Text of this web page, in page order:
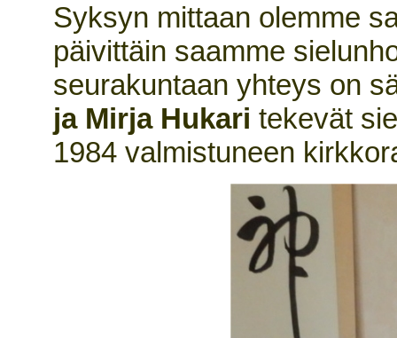
Syksyn mittaan olemme
päivittäin saamme
seurakuntaan yhteys on
ja Mirja Hukari tekevät
1984 valmistuneen